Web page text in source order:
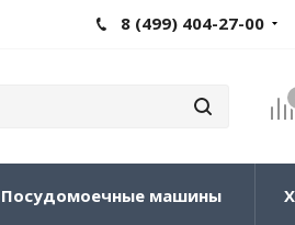
8 (499) 404-27-00
Посудомоечные машины